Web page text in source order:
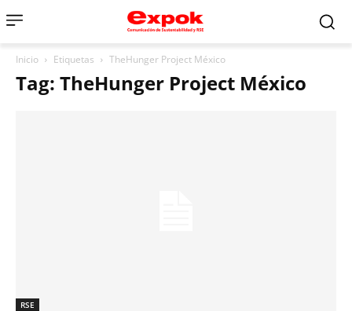
Inicio Etiquetas TheHunger Project México
Tag: TheHunger Project México
RSE